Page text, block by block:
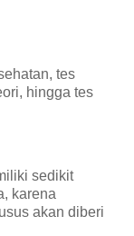
tes
hingga tes
sedikit
karena
akan diberi